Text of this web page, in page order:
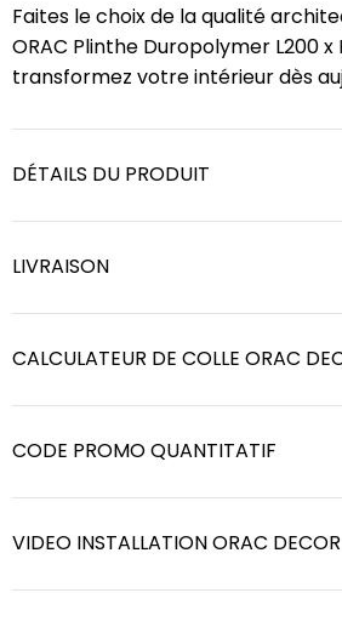
Faites le choix de la qualité
ORAC Plinthe Duropolymer L200 x
transformez votre intérieur dès
DÉTAILS DU PRODUIT
LIVRAISON
CALCULATEUR DE COLLE ORAC
CODE PROMO QUANTITATIF
VIDEO INSTALLATION ORAC DECOR